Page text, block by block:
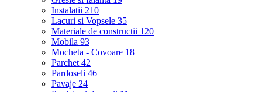
Instalatii 210
Lacuri si Vopsele 35
Materiale de constructii 120
Mobila 93
Mocheta - Covoare 18
Parchet 42
Pardoseli 46
Pavaje 24